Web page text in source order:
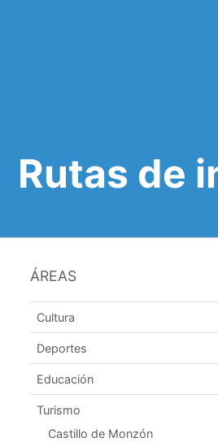
Rutas de
ÁREAS
Cultura
Deportes
Educación
Turismo
Castillo de Monzón